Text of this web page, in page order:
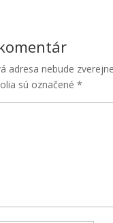
adresa nebude
sú označené *